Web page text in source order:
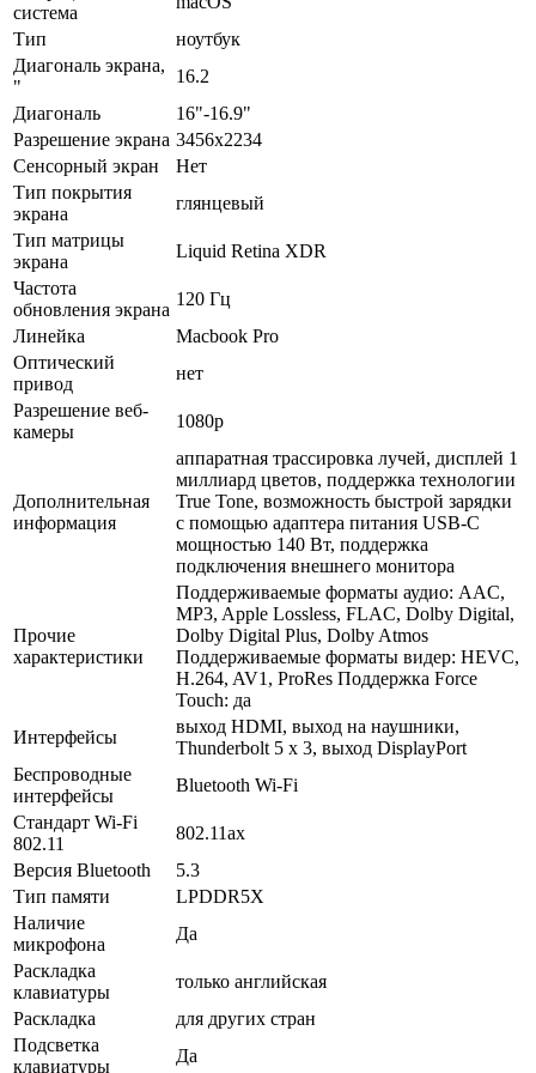
система
Тип
ноутбук
Диагональ экрана,
"
16.2
Диагональ
16"-16.9"
Разрешение экрана 3456x2234
Сенсорный экран
Нет
Тип покрытия
экрана
глянцевый
Тип матрицы
экрана
Liquid Retina XDR
Частота
обновления экрана
120 Гц
Линейка
Macbook Pro
Оптический
привод
нет
Разрешение веб-
камеры
1080p
Дополнительная
информация
аппаратная трассировка лучей, дисплей 1
миллиард цветов, поддержка технологии
True Tone, возможность быстрой зарядки
с помощью адаптера питания USB-C
мощностью 140 Вт, поддержка
подключения внешнего монитора
Прочие
характеристики
Поддерживаемые форматы аудио: AAC,
MP3, Apple Lossless, FLAC, Dolby Digital,
Dolby Digital Plus, Dolby Atmos
Поддерживаемые форматы видер: HEVC,
H.264, AV1, ProRes Поддержка Force
Touch: да
Интерфейсы
выход HDMI, выход на наушники,
Thunderbolt 5 x 3, выход DisplayPort
Беспроводные
интерфейсы
Bluetooth Wi-Fi
Стандарт Wi-Fi
802.11
802.11ax
Версия Bluetooth
5.3
Тип памяти
LPDDR5X
Наличие
микрофона
Да
Раскладка
клавиатуры
только английская
Раскладка
для других стран
Подсветка
клавиатуры
Да